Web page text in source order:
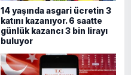
14 yaşında asgari ücretin 3
katını kazanıyor. 6 saatte
günlük kazancı 3 bin lirayı
buluyor